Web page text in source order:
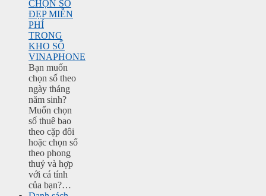
CHỌN SỐ
ĐẸP MIỄN
PHÍ
TRONG
KHO SỐ
VINAPHONE
Bạn muốn
chọn số theo
ngày tháng
năm sinh?
Muốn chọn
số thuê bao
theo cặp đôi
hoặc chọn số
theo phong
thuỷ và hợp
với cá tính
của bạn?…